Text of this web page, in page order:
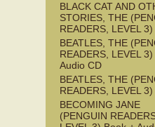
BLACK CAT AND
STORIES, THE
READERS, LEVEL
BEATLES, THE
READERS, LEVEL
Audio CD
BEATLES, THE
READERS, LEVEL
BECOMING JANE
(PENGUIN